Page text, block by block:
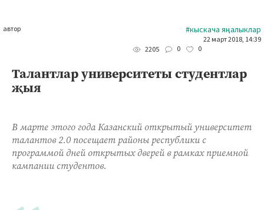
автор #кыскача яңалыклар
22 март 2018, 14:39
2205
0 0
Талантлар университеты студентлар
җыя
В марте этого года Казанский открытый университет
талантов 2.0 посещает районы республики с
программой дней открытых дверей в рамках приемной
кампании студентов.